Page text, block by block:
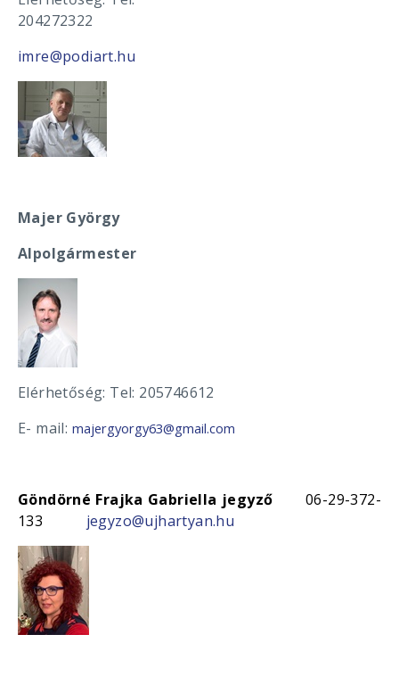
204272322
imre@podiart.hu
Majer György
Alpolgármester
Elérhetőség: Tel: 205746612
E- mail: majergyorgy63@gmail.com
Göndörné Frajka Gabriella jegyző 06-29-372-
133 jegyzo@ujhartyan.hu